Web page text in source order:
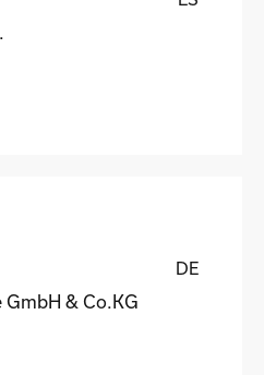
DE
& Co.KG